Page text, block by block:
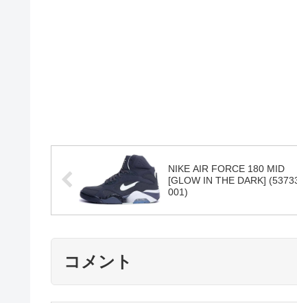
NIKE AIR FORCE 180 MID
[GLOW IN THE DARK]
001)
コメント